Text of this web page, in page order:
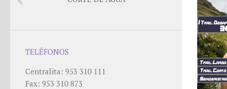
TELÉFONOS
Centralita: 953 310 111
Fax: 953 310 873